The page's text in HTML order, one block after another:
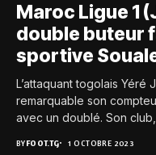
Maroc Ligue 1
double buteur
sportive
L’attaquant togolais Yéré
remarquable son
avec un doublé. Son club,
BYFOOT.TG 1 OCTOBRE 2023